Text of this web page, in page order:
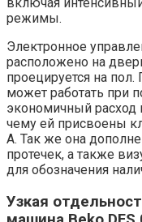
режимы.
Электронное
расположено на
проецируется на
может работать при
экономичный расход
чему ей присвоены
А. Так же она
протечек, а также
для обозначения
Узкая